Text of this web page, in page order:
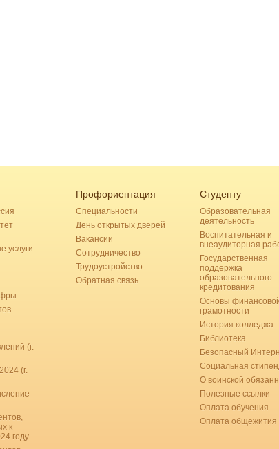
услуги
(г.
(г.
к
году
Профориентация
Специальности
День открытых дверей
Вакансии
Сотрудничество
Трудоустройство
Обратная связь
Студенту
Образовательная
деятельность
Воспитательная и
внеаудиторная
Государственная
поддержка
образовательного
кредитования
Основы
грамотности
История колледжа
Библиотека
Безопасный
Социальная
О воинской
Полезные ссылки
Оплата обучения
Оплата общежития